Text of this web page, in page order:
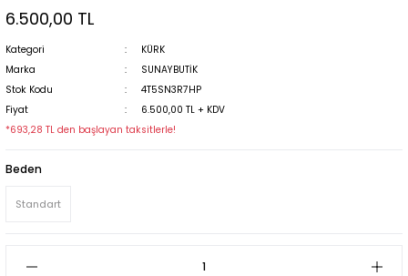
6.500,00 TL
Kategori
KÜRK
Marka
SUNAYBUTİK
Stok Kodu
4T5SN3R7HP
Fiyat
6.500,00 TL + KDV
*693,28 TL den başlayan taksitlerle!
Beden
Standart